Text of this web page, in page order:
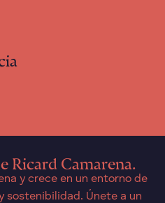
Ricard Camarena.
y crece en un entorno de
sostenibilidad. Únete a un